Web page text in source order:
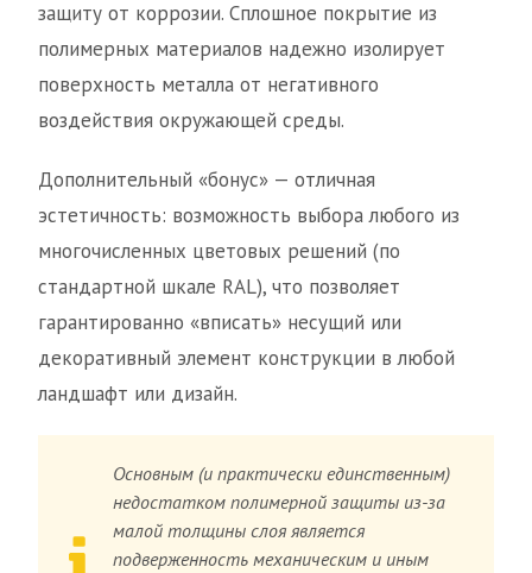
защиту от коррозии. Сплошное покрытие из
полимерных материалов надежно изолирует
поверхность металла от негативного
воздействия окружающей среды.
Дополнительный «бонус» — отличная
эстетичность: возможность выбора любого из
многочисленных цветовых решений (по
стандартной шкале RAL), что позволяет
гарантированно «вписать» несущий или
декоративный элемент конструкции в любой
ландшафт или дизайн.
Основным (и практически единственным)
недостатком полимерной защиты из-за
малой толщины слоя является
подверженность механическим и иным